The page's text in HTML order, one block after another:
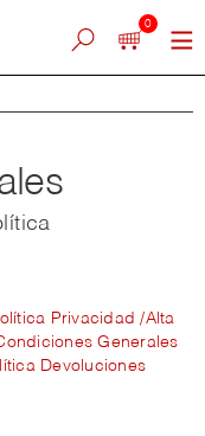
0
Privacidad /Alta
Generales
Devoluciones